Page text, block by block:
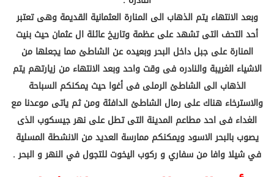
وبعد الانتهاء يتم الذهاب الى المنارة العثمانية القديمة وهى تعتبر
أحد التحف التى تشهد على عظمة وتاريخ عائلة ال عثمان حيث بنيت
المنارة على جبل داخل البحر وبعيده عن الشاطئ مما يجعلها من
الاشياء الغريبة والنادره فى وقت واحد وبعد الانتهاء من زيارتهم يتم
الذهاب الى الشاطئ الرملى فى أغوا حيث يمكنكم السباحة
والاسترخاء هناك على رمال الشاطئ الدافئة ومن ثم ياتى موعدنا مع
الغداء فى احد مطاعم المدينة التى تطل على نهر جيسكوب الذى
يصوب بالبحر الاسود ويمكنكم ممارسة العديد من الانشطة المسلية
في شيلا وافا من سفاري و ركوب اليخوت للتجول في النهر و البحر .